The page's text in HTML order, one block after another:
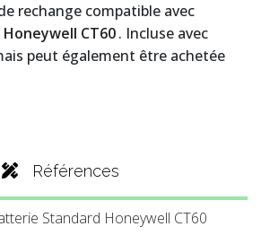
rechange compatible avec
CT60. Incluse avec
peut également être achetée
Références
Standard Honeywell CT60